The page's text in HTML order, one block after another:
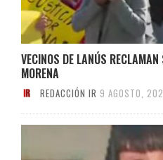
VECINOS DE LANÚS
MORENA
REDACCIÓN IR 9 AGOSTO,